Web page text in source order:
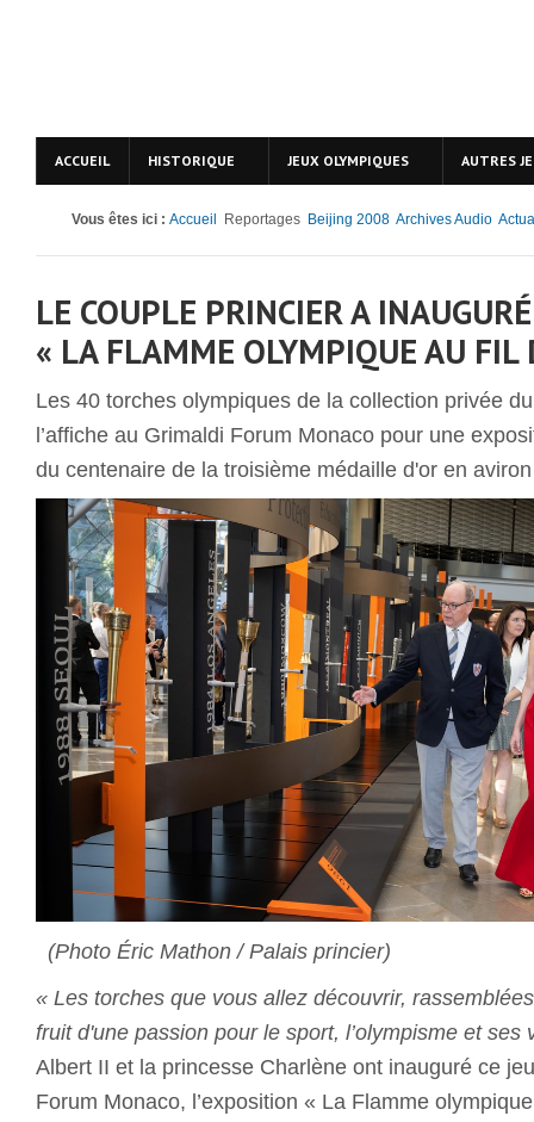
ACCUEIL HISTORIQUE JEUX OLYMPIQUES AUTRES
Vous êtes ici : Accueil Reportages Beijing 2008 Archives Audio
LE COUPLE PRINCIER A
« LA FLAMME OLYMPIQUE AU FIL
Les 40 torches olympiques de la collection privée
l’affiche au Grimaldi Forum Monaco pour une
du centenaire de la troisième médaille d'or en
(Photo Éric Mathon / Palais princier)
« Les torches que vous allez découvrir,
fruit d'une passion pour le sport, l’olympisme et ses
Albert II et la princesse Charlène ont inauguré ce
Forum Monaco, l’exposition « La Flamme